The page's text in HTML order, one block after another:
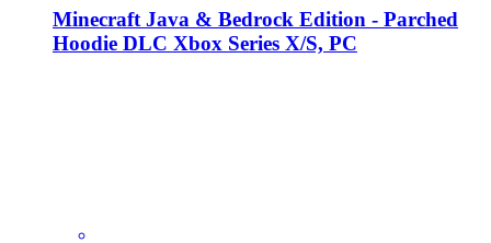
Minecraft Java & Bedrock Edition - Parched
Hoodie DLC Xbox Series X/S, PC